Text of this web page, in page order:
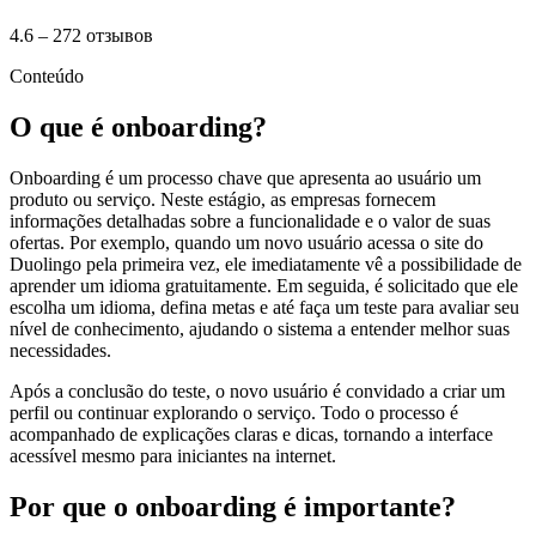
4.6 – 272 отзывов
Conteúdo
O que é onboarding?
Onboarding é um processo chave que apresenta ao usuário um
produto ou serviço. Neste estágio, as empresas fornecem
informações detalhadas sobre a funcionalidade e o valor de suas
ofertas. Por exemplo, quando um novo usuário acessa o site do
Duolingo pela primeira vez, ele imediatamente vê a possibilidade de
aprender um idioma gratuitamente. Em seguida, é solicitado que ele
escolha um idioma, defina metas e até faça um teste para avaliar seu
nível de conhecimento, ajudando o sistema a entender melhor suas
necessidades.
Após a conclusão do teste, o novo usuário é convidado a criar um
perfil ou continuar explorando o serviço. Todo o processo é
acompanhado de explicações claras e dicas, tornando a interface
acessível mesmo para iniciantes na internet.
Por que o onboarding é importante?